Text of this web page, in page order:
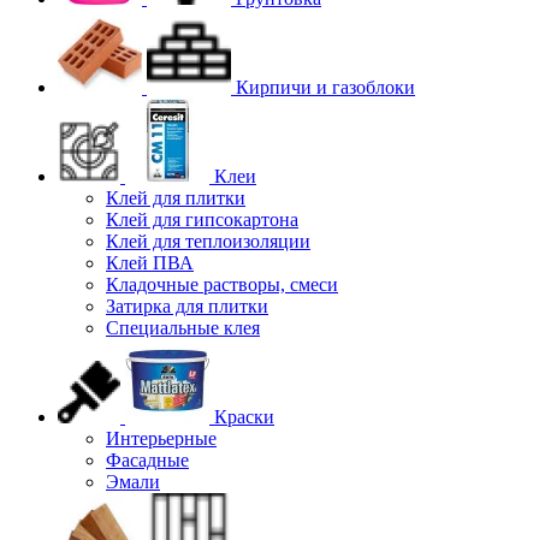
Кирпичи и газоблоки
Клеи
Клей для плитки
Клей для гипсокартона
Клей для теплоизоляции
Клей ПВА
Кладочные растворы, смеси
Затирка для плитки
Специальные клея
Краски
Интерьерные
Фасадные
Эмали